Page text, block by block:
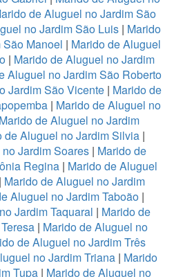
de Aluguel no Jardim São
no Jardim São Luis | Marido
Manoel | Marido de Aluguel
| Marido de Aluguel no Jardim
Aluguel no Jardim São Roberto
Jardim São Vicente | Marido de
| Marido de Aluguel no
Marido de Aluguel no Jardim
de Aluguel no Jardim Silvia|
Jardim Soares | Marido de
Regina| Marido de Aluguel
Marido de Aluguel no Jardim
Aluguel no Jardim Taboão |
Jardim Taquaral | Marido de
| Marido de Aluguel no
de Aluguel no Jardim Três
no Jardim Triana | Marido
Tupa| Marido de Aluguel no